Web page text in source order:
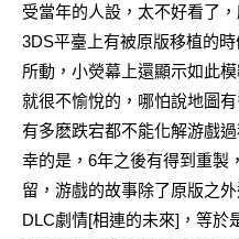
受當年的人設，太不好看了
3DS平臺上有被原版移植的
所動，小熒幕上還顯示如此模
就很不愉悅的，哪怕說地圖
有多麽跌宕都不能化解游戲
幸的是，6年之後有得到重製
留，游戲的故事除了原版之
DLC劇情[相連的未來]，等於